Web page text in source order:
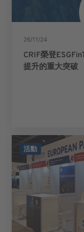
26/11/24
CRIF榮登
提升的重大突破
活動